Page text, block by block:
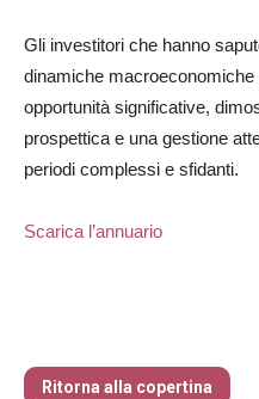
Gli investitori che hanno
dinamiche
opportunità significative,
prospettica e una gestione
periodi complessi e sfidanti.
Scarica l’annuario
Ritorna alla copertina